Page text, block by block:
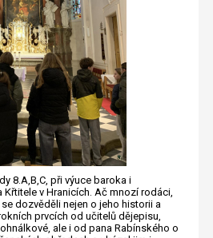
8.A,B,C, při výuce baroka i
Křtitele v Hranicích. Ač mnozí rodáci,
dozvěděli nejen o jeho historii a
prvcích od učitelů dějepisu,
ale i od pana Rabínského o